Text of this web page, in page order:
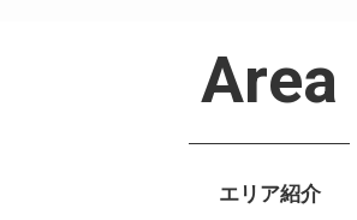
Area
エリア紹介